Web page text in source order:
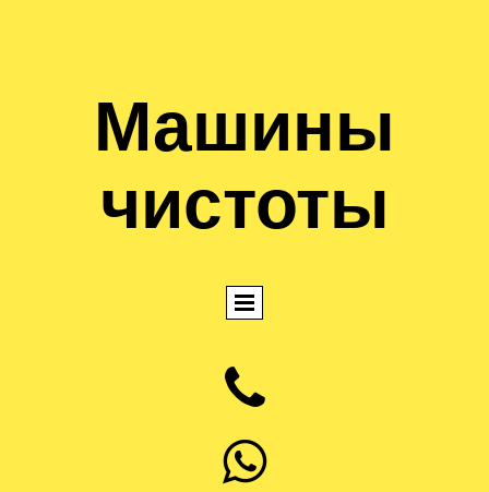
Машины
чистоты

